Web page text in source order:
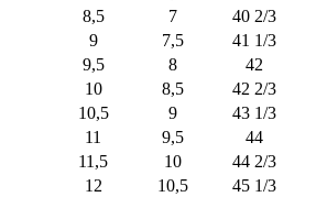
8,5
7 40 2/3
9
7,5 41 1/3
9,5
8 42
10
8,5 42 2/3
10,5
9 43 1/3
11
9,5 44
11,5
10 44 2/3
12
10,5 45 1/3